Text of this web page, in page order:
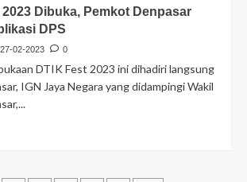
2023 Dibuka, Pemkot Denpasar
DPS
27-02-2023 0
DTIK Fest 2023 ini dihadiri langsung
IGN Jaya Negara yang didampingi Wakil